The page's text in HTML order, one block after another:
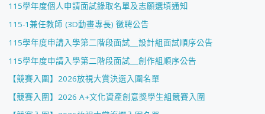
115學年度個人申請面試錄取名單及志願選填通知
115-1兼任教師 (3D動畫專長) 徵聘公告
115學年度申請入學第二階段面試＿設計組面試順序公告
115學年度申請入學第二階段面試＿創作組順序公告
【競賽入圍】2026放視大賞決選入圍名單
【競賽入圍】2026 A+文化資產創意獎學生組競賽入圍